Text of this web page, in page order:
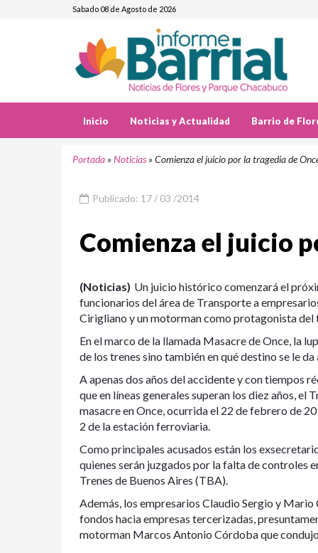
Sabado 08 de Agosto de 2026
Inicio Noticias y Actualidad Barrio de
Portada »Noticias »Comienza el juicio por la tragedia de
Publicado: 17 / 03 /2014
Comienza el juicio
(Noticias) Un juicio histórico comenzará el
funcionarios del área de Transporte a
Cirigliano y un motorman como protagonista
En el marco de la llamada Masacre de Once, la
de los trenes sino también en qué destino se le
A apenas dos años del accidente y con tiempos
que en líneas generales superan los diez años,
masacre en Once, ocurrida el 22 de febrero de
2 de la estación ferroviaria.
Como principales acusados están los
quienes serán juzgados por la falta de controles
Trenes de Buenos Aires (TBA).
Además, los empresarios Claudio Sergio y
fondos hacia empresas tercerizadas,
motorman Marcos Antonio Córdoba que